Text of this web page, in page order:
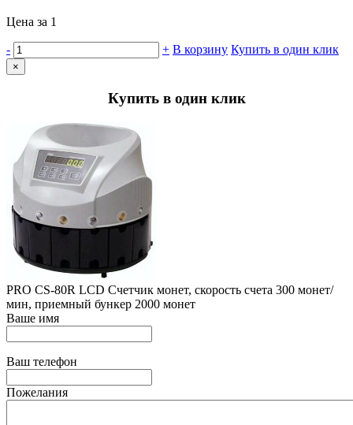
Цена за 1
- + В корзину Купить в один клик
×
Купить в один клик
PRO CS-80R LCD Счетчик монет, скорость счета 300 монет/
мин, приемный бункер 2000 монет
Ваше имя
Ваш телефон
Пожелания